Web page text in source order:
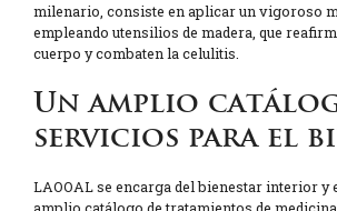
milenario, consiste en aplicar un vigoroso
empleando utensilios de madera, que
cuerpo y combaten la celulitis.
Un amplio
servicios para el
LAOOAL se encarga del bienestar interior y
amplio catálogo de tratamientos de